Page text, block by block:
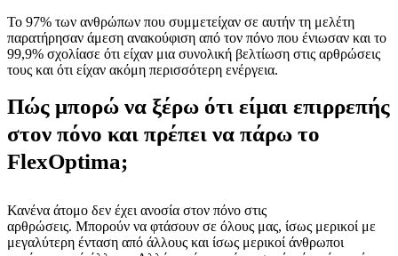
Το 97% των ανθρώπων που συμμετείχαν σε αυτήν τη μελέτη
παρατήρησαν άμεση ανακούφιση από τον πόνο που ένιωσαν και το
99,9% σχολίασε ότι είχαν μια συνολική βελτίωση στις αρθρώσεις
τους και ότι είχαν ακόμη περισσότερη ενέργεια.
Πώς μπορώ να ξέρω ότι είμαι επιρρεπής
στον πόνο και πρέπει να πάρω το
FlexOptima;
Κανένα άτομο δεν έχει ανοσία στον πόνο στις
αρθρώσεις. Μπορούν να φτάσουν σε όλους μας, ίσως μερικοί με
μεγαλύτερη ένταση από άλλους και ίσως μερικοί άνθρωποι